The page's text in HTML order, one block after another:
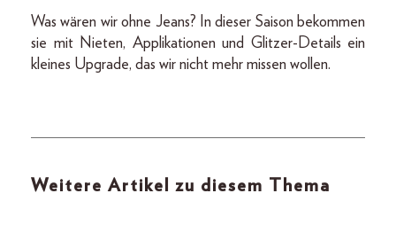
Was wären wir ohne Jeans? In dieser Saison bekommen
sie mit Nieten, Applikationen und Glitzer-Details ein
kleines Upgrade, das wir nicht mehr missen wollen.
Weitere Artikel zu diesem Thema